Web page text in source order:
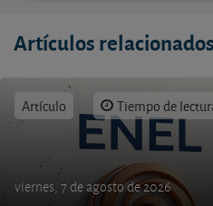
Artículos relacionados
Artículo Tiempo de
viernes, 7 de agosto de 2026